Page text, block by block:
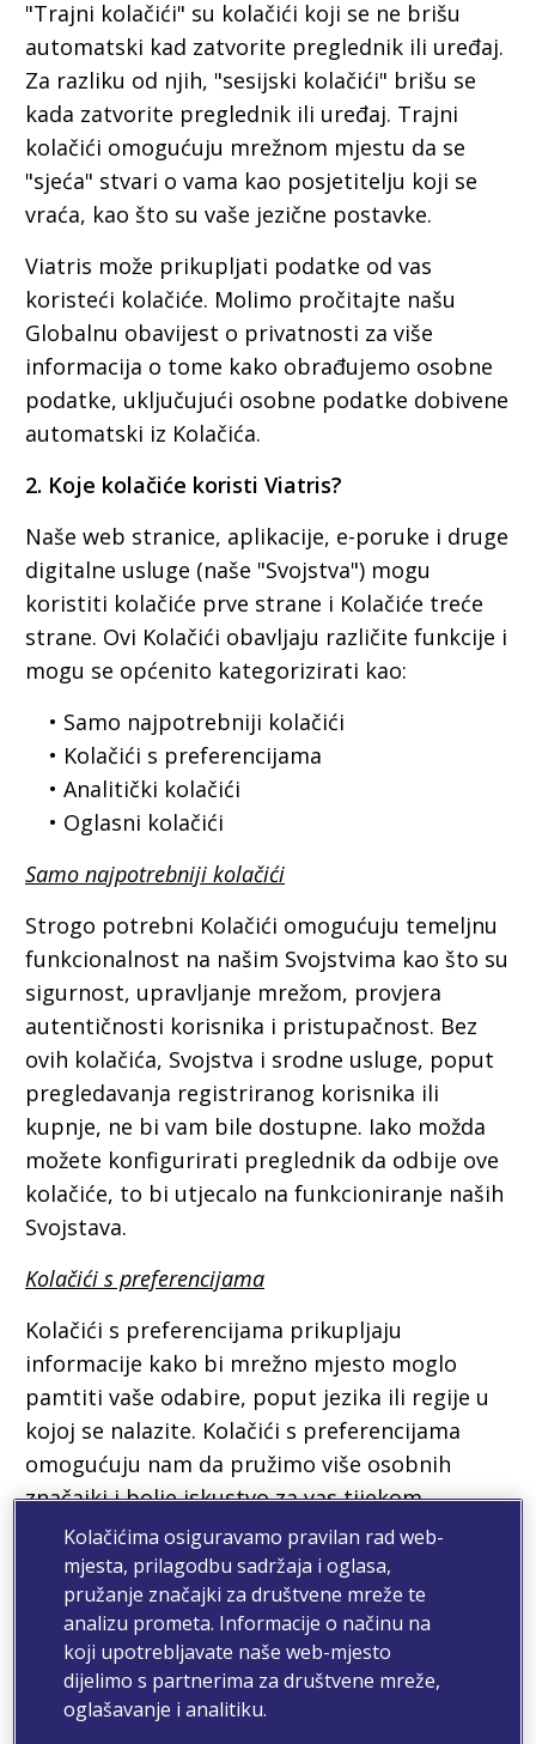
"Trajni kolačići" su kolačići koji se ne brišu
automatski kad zatvorite preglednik ili uređaj.
Za razliku od njih, "sesijski kolačići" brišu se
kada zatvorite preglednik ili uređaj. Trajni
kolačići omogućuju mrežnom mjestu da se
"sjeća" stvari o vama kao posjetitelju koji se
vraća, kao što su vaše jezične postavke.
Viatris može prikupljati podatke od vas
koristeći kolačiće. Molimo pročitajte našu
Globalnu obavijest o privatnosti za više
informacija o tome kako obrađujemo osobne
podatke, uključujući osobne podatke dobivene
automatski iz Kolačića.
2. Koje kolačiće koristi Viatris?
Naše web stranice, aplikacije, e-poruke i druge
digitalne usluge (naše "Svojstva") mogu
koristiti kolačiće prve strane i Kolačiće treće
strane. Ovi Kolačići obavljaju različite funkcije i
mogu se općenito kategorizirati kao:
• Samo najpotrebniji kolačići
• Kolačići s preferencijama
• Analitički kolačići
• Oglasni kolačići
Samo najpotrebniji kolačići
Strogo potrebni Kolačići omogućuju temeljnu
funkcionalnost na našim Svojstvima kao što su
sigurnost, upravljanje mrežom, provjera
autentičnosti korisnika i pristupačnost. Bez
ovih kolačića, Svojstva i srodne usluge, poput
pregledavanja registriranog korisnika ili
kupnje, ne bi vam bile dostupne. Iako možda
možete konfigurirati preglednik da odbije ove
kolačiće, to bi utjecalo na funkcioniranje naših
Svojstava.
Kolačići s preferencijama
Kolačići s preferencijama prikupljaju
informacije kako bi mrežno mjesto moglo
pamtiti vaše odabire, poput jezika ili regije u
kojoj se nalazite. Kolačići s preferencijama
omogućuju nam da pružimo više osobnih
značajki i bolje iskustvo za vas tijekom
kretanja po našim Svojstvima. Ako to od nas
zahtijeva zakon, pribavit ćemo vaš pristanak
prije postavljanja kolačića s preferencijama na
vaš uređaj.
Analitički kolačići
Kolačićima osiguravamo pravilan rad web-
mjesta, prilagodbu sadržaja i oglasa,
pružanje značajki za društvene mreže te
analizu prometa. Informacije o načinu na
koji upotrebljavate naše web-mjesto
dijelimo s partnerima za društvene mreže,
oglašavanje i analitiku.